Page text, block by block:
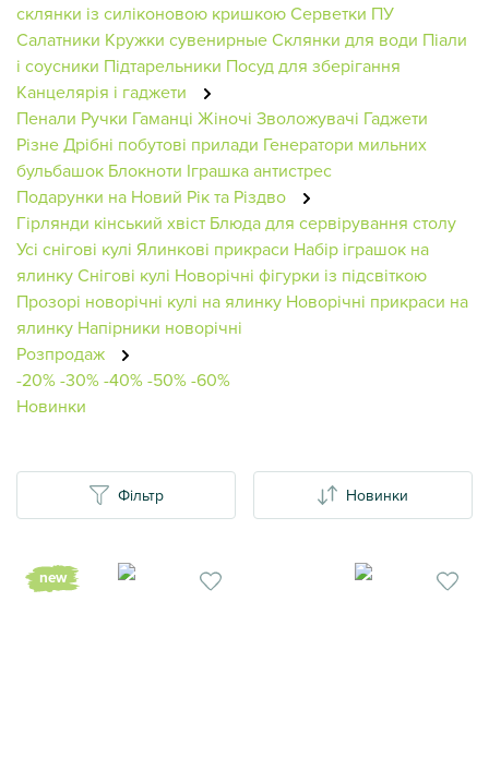
Фільтр Новинки
new
склянки із силіконовою кришкоюСерветки ПУ
Салатники Кружки сувенирныеСклянки для води Піали
і соусники Підтарельники Посуд для зберігання
Канцелярія і гаджети
Пенали Ручки Гаманці Жіночі Зволожувачі Гаджети
РізнеДрібні побутові прилади Генератори мильних
бульбашок Блокноти Іграшка антистрес
Подарунки на Новий Рік та Різдво
Гірлянди кінський хвіст Блюда для сервірування столу
Усі снігові кулі Ялинкові прикраси Набір іграшок на
ялинкуСнігові кулі Новорічні фігурки із підсвіткою
Прозорі новорічні кулі на ялинку Новорічні прикраси на
ялинку Напірники новорічні
Розпродаж
-20%-30%-40%-50%-60%
Новинки